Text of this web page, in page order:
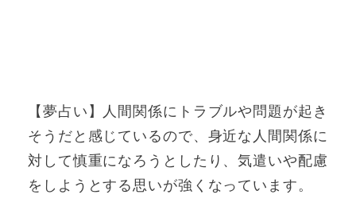
【夢占い】人間関係にトラブルや問題が起き
そうだと感じているので、身近な人間関係に
対して慎重になろうとしたり、気遣いや配慮
をしようとする思いが強くなっています。